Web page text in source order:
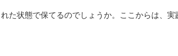
た状態で保てるのでしょうか。ここからは、実